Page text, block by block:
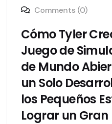
Comments (0)
Cómo Tyler
Juego de
de Mundo
un Solo
los Pequeños
Lograr un